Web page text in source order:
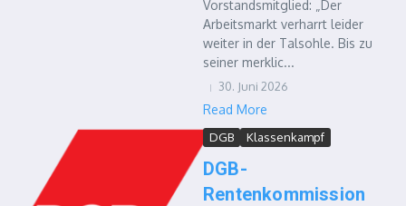
Vorstandsmitglied: „Der
Arbeitsmarkt verharrt leider
weiter in der Talsohle. Bis zu
seiner merklic...
30. Juni 2026
Read More
DGB Klassenkampf
DGB-
Rentenkommission